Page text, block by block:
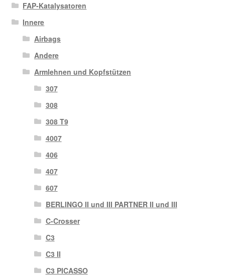
FAP-Katalysatoren
Innere
Airbags
Andere
Armlehnen und Kopfstützen
307
308
308 T9
4007
406
407
607
BERLINGO II und III PARTNER II und III
C-Crosser
C3
C3 II
C3 PICASSO